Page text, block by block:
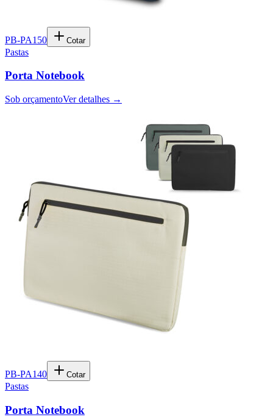
PB-PA150 Cotar
Pastas
Porta Notebook
Sob orçamentoVer detalhes →
PB-PA140 Cotar
Pastas
Porta Notebook